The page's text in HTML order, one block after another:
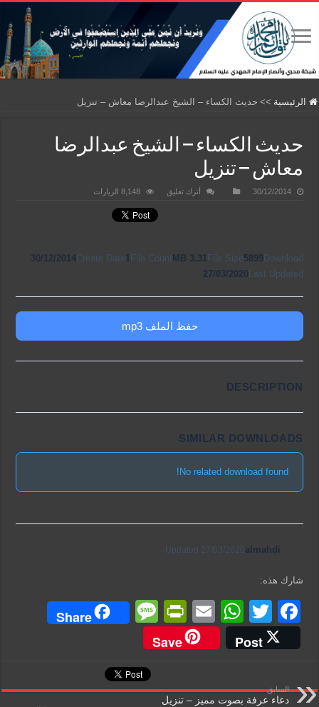
الرئيسية >> حديث الكساء – الشيخ عبدالرضا معاش – تنزيل
حديث الكساء – الشيخ عبدالرضا
معاش – تنزيل
30/12/2014 أترك تعليق 8,148 الزيارات
Download
5899
File Size
3.31 MB
File Count
1
Create Date
30/12/2014
Last Updated
27/03/2020
حفظ الملف mp3
DESCRIPTION
SIMILAR DOWNLOADS
No related download found!
almahdi
Updated 27/03/2020
شارك هذه:
F
a
c
e
T
wi
tt
W
h
at
E
m
ail
Pr
in
tF
ri
M
a
Share
Post
Save
السابق
دعاء عرفة بصوت مميز – تنزيل